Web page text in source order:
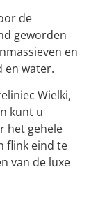
de
geworden
en
en water.
Wielki,
kunt u
het gehele
flink eind te
van de luxe